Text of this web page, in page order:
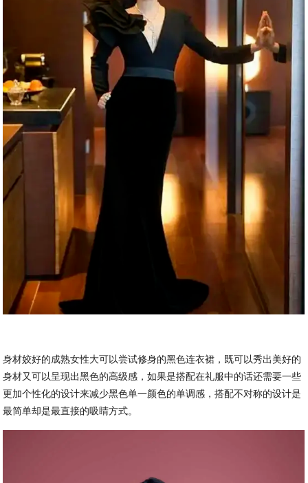
身材姣好的成熟女性大可以尝试修身的黑色连衣裙，既可以秀出美好的
身材又可以呈现出黑色的高级感，如果是搭配在礼服中的话还需要一些
更加个性化的设计来减少黑色单一颜色的单调感，搭配不对称的设计是
最简单却是最直接的吸睛方式。